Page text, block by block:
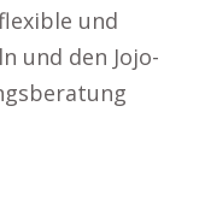
und
und den Jojo-